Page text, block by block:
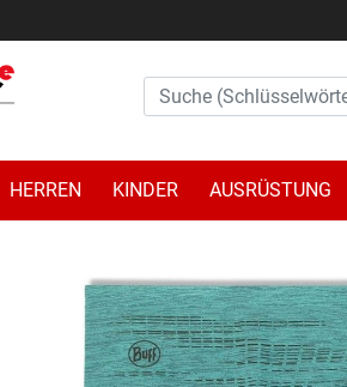
HERREN KINDER AUSRÜSTUNG